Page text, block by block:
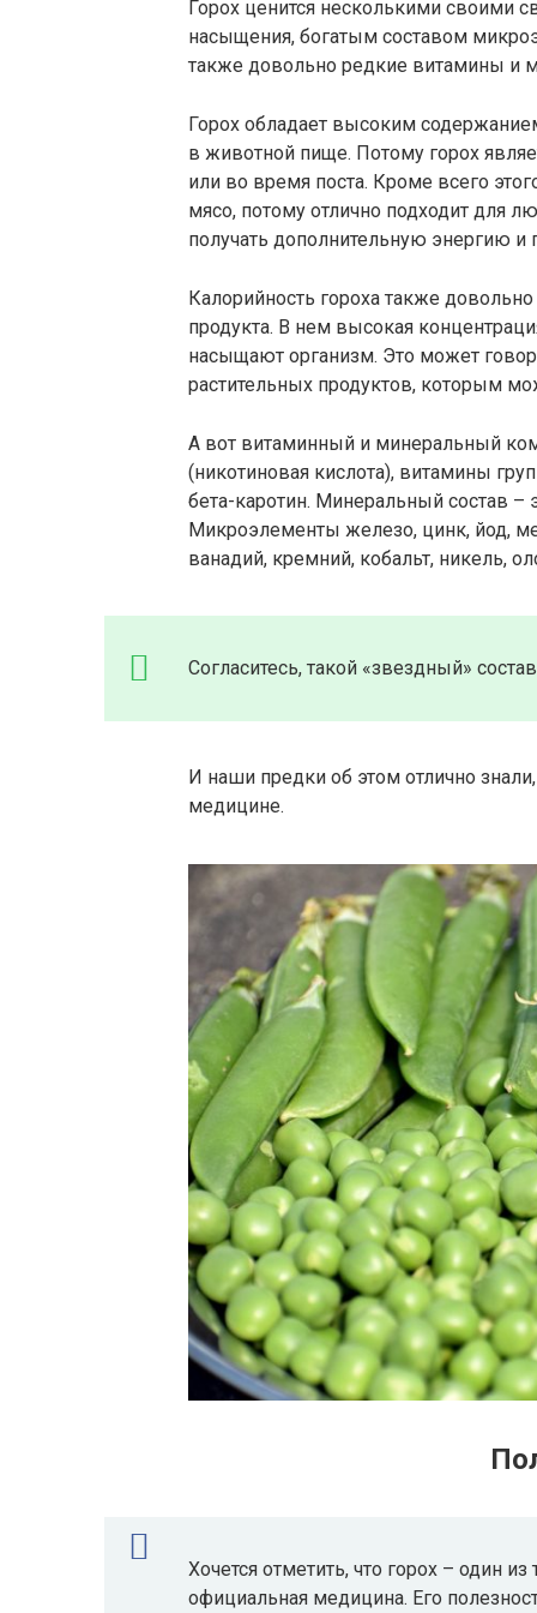
Горох ценится несколькими своими
насыщения, богатым составом
также довольно редкие витамины и
Горох обладает высоким
в животной пище. Потому горох
или во время поста. Кроме всего
мясо, потому отлично подходит для
получать дополнительную энергию и
Калорийность гороха также
продукта. В нем высокая
насыщают организм. Это может
растительных продуктов, которым
А вот витаминный и минеральный
(никотиновая кислота), витамины
бета-каротин. Минеральный состав –
Микроэлементы железо, цинк, йод,
ванадий, кремний, кобальт, никель,
Согласитесь, такой «звездный»
И наши предки об этом отлично
медицине.
Хочется отметить, что горох – один
официальная медицина. Его